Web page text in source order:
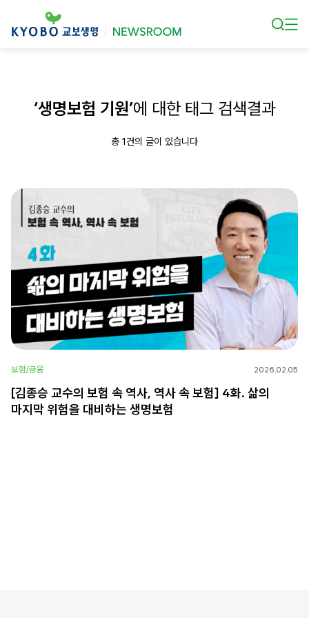
‘생명보험 기원’에 대한 태그 검색결과
총 1건의 글이 있습니다
보험/금융 2026.02.05
[김종승 교수의 보험 속 역사, 역사 속 보험] 4화. 삶의
마지막 위험을 대비하는 생명보험